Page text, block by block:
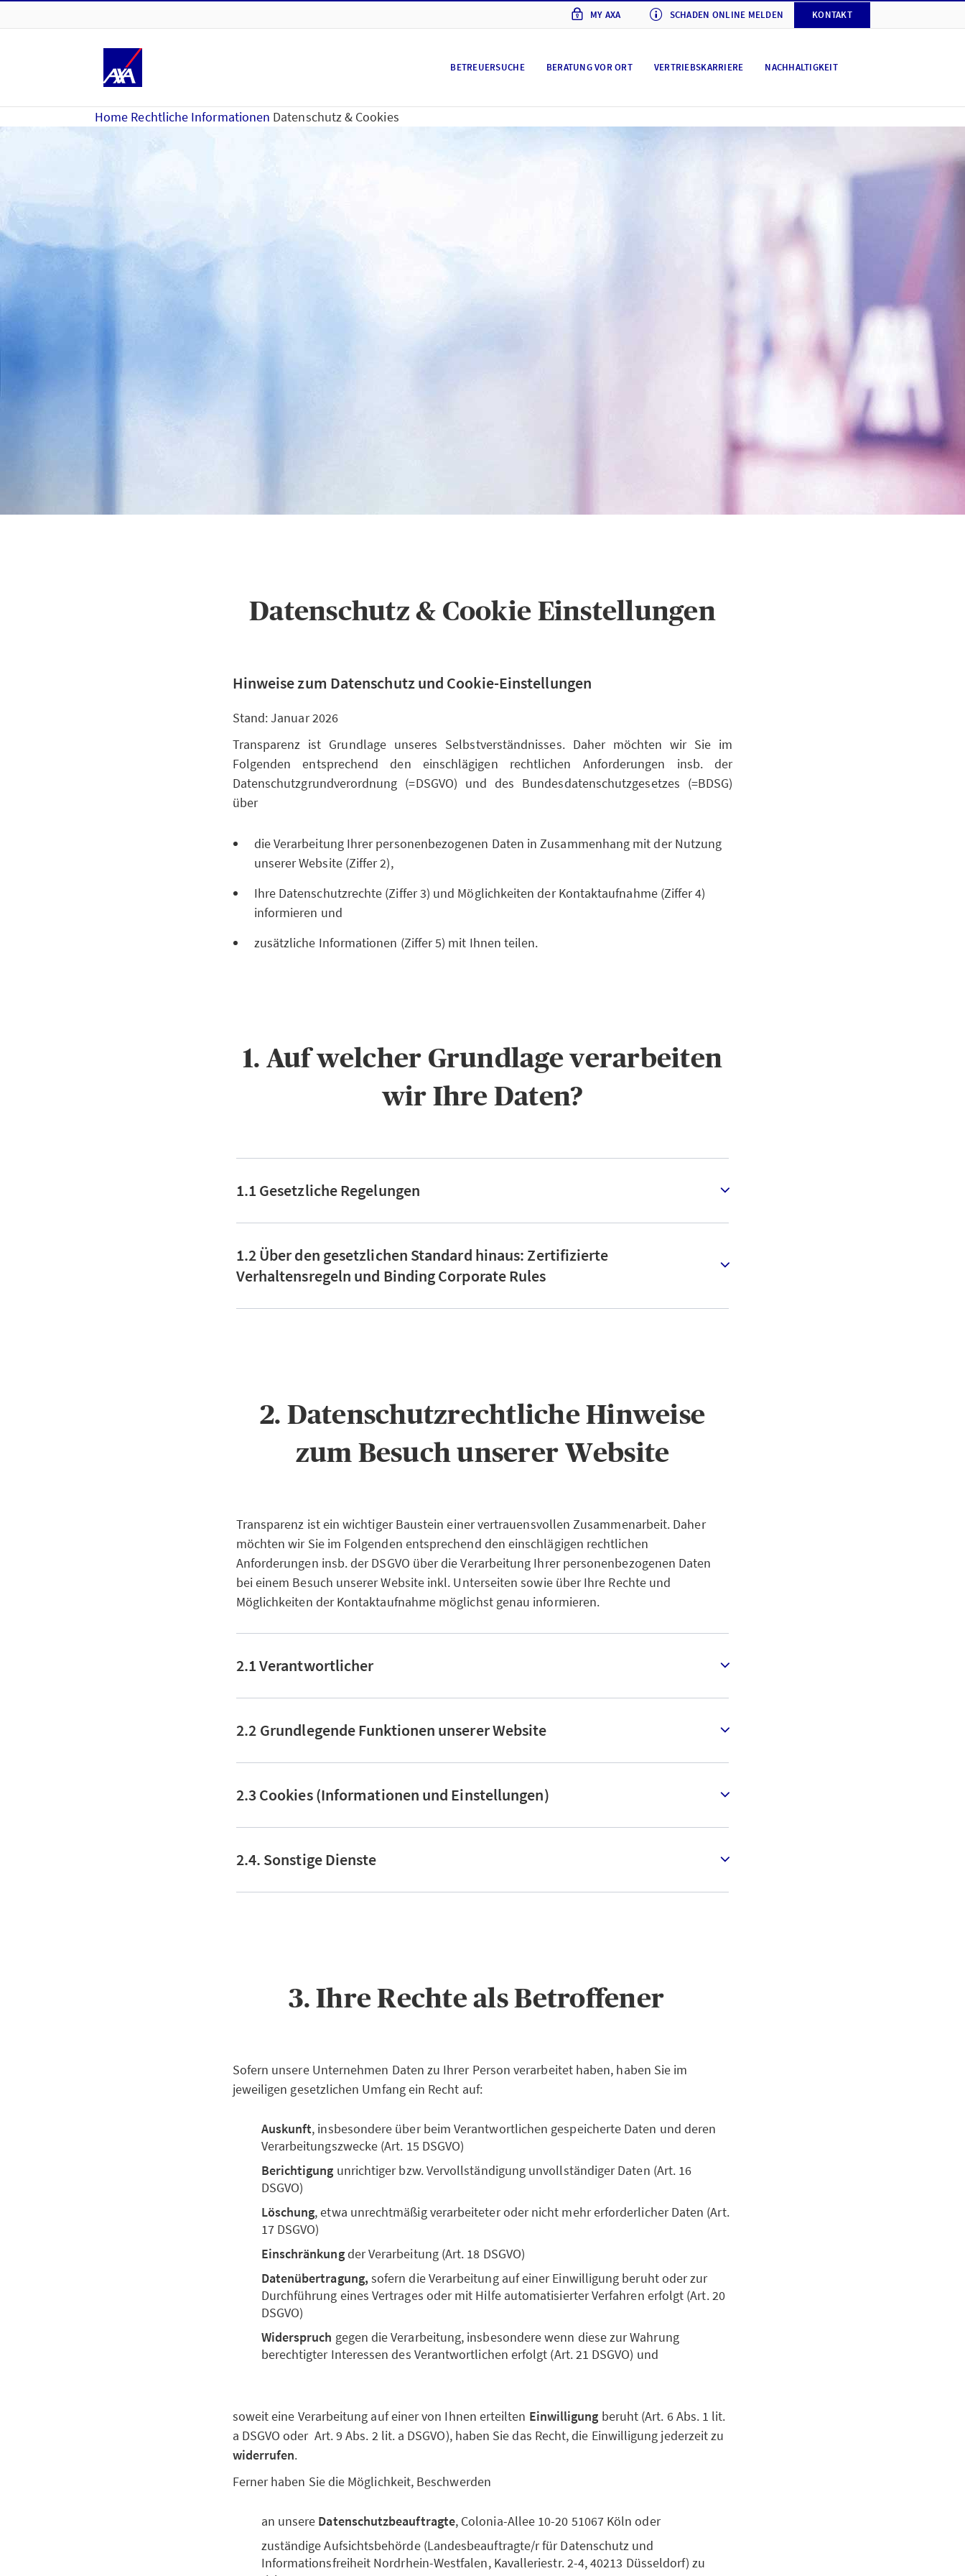
MY AXA SCHADEN ONLINE MELDEN KONTAKT
BETREUERSUCHE BERATUNG VOR ORT VERTRIEBSKARRIERE NACHHALTIGKEIT
Home Rechtliche Informationen Datenschutz & Cookies
Datenschutz & Cookie Einstellungen
Hinweise zum Datenschutz und Cookie-Einstellungen
Stand: Januar 2026
Transparenz ist Grundlage unseres Selbstverständnisses. Daher möchten wir Sie im
Folgenden entsprechend den einschlägigen rechtlichen Anforderungen insb. der
Datenschutzgrundverordnung (=DSGVO) und des Bundesdatenschutzgesetzes (=BDSG)
über
die Verarbeitung Ihrer personenbezogenen Daten in Zusammenhang mit der Nutzung
unserer Website (Ziffer 2),
Ihre Datenschutzrechte (Ziffer 3) und Möglichkeiten der Kontaktaufnahme (Ziffer 4)
informieren und
zusätzliche Informationen (Ziffer 5) mit Ihnen teilen.
1. Auf welcher Grundlage verarbeiten
wir Ihre Daten?
1.1 Gesetzliche Regelungen
1.2 Über den gesetzlichen Standard hinaus: Zertifizierte
Verhaltensregeln und Binding Corporate Rules
2. Datenschutzrechtliche Hinweise
zum Besuch unserer Website
Transparenz ist ein wichtiger Baustein einer vertrauensvollen Zusammenarbeit. Daher
möchten wir Sie im Folgenden entsprechend den einschlägigen rechtlichen
Anforderungen insb. der DSGVO über die Verarbeitung Ihrer personenbezogenen Daten
bei einem Besuch unserer Website inkl. Unterseiten sowie über Ihre Rechte und
Möglichkeiten der Kontaktaufnahme möglichst genau informieren.
2.1 Verantwortlicher
2.2 Grundlegende Funktionen unserer Website
2.3 Cookies (Informationen und Einstellungen)
2.4. Sonstige Dienste
3. Ihre Rechte als Betroffener
Sofern unsere Unternehmen Daten zu Ihrer Person verarbeitet haben, haben Sie im
jeweiligen gesetzlichen Umfang ein Recht auf:
Auskunft, insbesondere über beim Verantwortlichen gespeicherte Daten und deren
Verarbeitungszwecke (Art. 15 DSGVO)
Berichtigung unrichtiger bzw. Vervollständigung unvollständiger Daten (Art. 16
DSGVO)
Löschung, etwa unrechtmäßig verarbeiteter oder nicht mehr erforderlicher Daten (Art.
17 DSGVO)
Einschränkungder Verarbeitung (Art. 18 DSGVO)
Datenübertragung, sofern die Verarbeitung auf einer Einwilligung beruht oder zur
Durchführung eines Vertrages oder mit Hilfe automatisierter Verfahren erfolgt (Art. 20
DSGVO)
Widerspruch gegen die Verarbeitung, insbesondere wenn diese zur Wahrung
berechtigter Interessen des Verantwortlichen erfolgt (Art. 21 DSGVO) und
soweit eine Verarbeitung auf einer von Ihnen erteilten Einwilligung beruht (Art. 6 Abs. 1 lit.
a DSGVO oder Art. 9 Abs. 2 lit. a DSGVO), haben Sie das Recht, die Einwilligung jederzeit zu
widerrufen.
Ferner haben Sie die Möglichkeit, Beschwerden
an unsere Datenschutzbeauftragte, Colonia-Allee 10-20 51067 Köln oder
zuständige Aufsichtsbehörde (Landesbeauftragte/r für Datenschutz und
Informationsfreiheit Nordrhein-Westfalen, Kavalleriestr. 2-4, 40213 Düsseldorf) zu